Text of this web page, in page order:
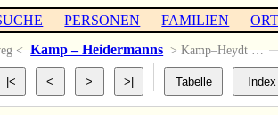
PERSONEN FAMILIEN
< Kamp – Heidermanns > Kamp–Heydt …